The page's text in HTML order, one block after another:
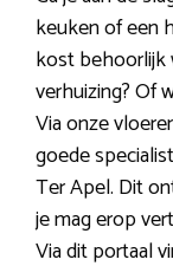
keuken of een
kost behoorlijk
verhuizing? Of
Via onze
goede
Ter Apel. Dit
je mag erop
Via dit portaal